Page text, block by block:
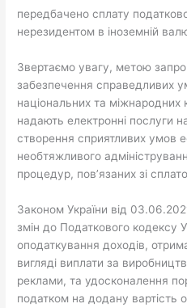
передбачено сплату
нерезидентом в іноземній
Звертаємо увагу, метою
забезпечення справедливих
національних та міжнародних
надають електронні послуги
створення сприятливих умов
необтяжливого
процедур, пов’язаних зі
Законом України від
змін до Податкового кодексу
оподаткування доходів,
вигляді виплати за
реклами, та удосконалення
податком на додану вартість